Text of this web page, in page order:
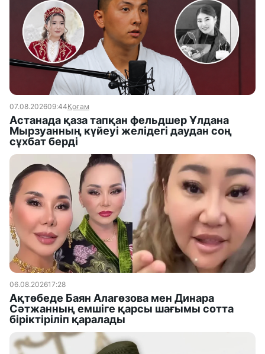
07.08.202609:44Қоғам
Астанада қаза тапқан фельдшер Ұлдана
Мырзуанның күйеуі желідегі даудан соң
сұхбат берді
06.08.202617:28
Ақтөбеде Баян Алагөзова мен Динара
Сәтжанның емшіге қарсы шағымы сотта
біріктіріліп қаралады